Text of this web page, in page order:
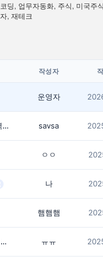
딩, 업무자동화, 주식, 미국주
자, 재테크
작성자
운영자
日 '역수입 자동차' 판매 30년만에 역대 최대…인도서 생산 증가 savsa
ㅇㅇ
나
햄햄햄
미니기기코리아(meeco.kr) 다운 이유가 ㅠㅠ ㅠㅠ